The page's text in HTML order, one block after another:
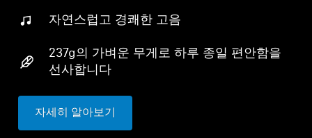
자연스럽고 경쾌한 고음
237g의 가벼운 무게로 하루 종일 편안함을
선사합니다
자세히 알아보기